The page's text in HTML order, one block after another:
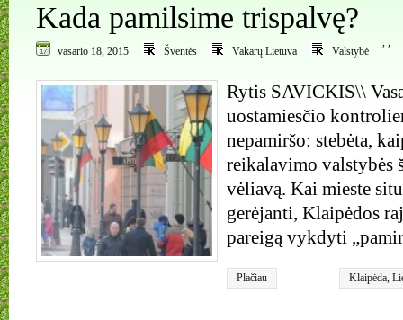
Kada pamilsime trispalvę?
vasario 18, 2015 Šventės
,
Vakarų Lietuva
,
Valstybė
Rytis SAVICKIS\\
uostamiesčio
nepamiršo: stebėta,
reikalavimo valstybės
vėliavą. Kai mieste
gerėjanti, Klaipėdos
pareigą vykdyti
Plačiau Klaipėda,